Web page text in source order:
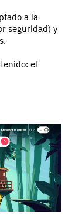
a la
seguridad) y
el